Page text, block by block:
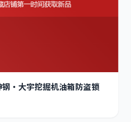
·大宇挖掘机油箱防盗锁